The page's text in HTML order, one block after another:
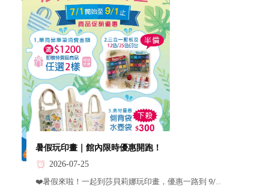
暑假玩印畫｜館內限時優惠開跑！
2026-07-25
❤️暑假來啦！一起到莎貝莉娜玩印畫，優惠一路到 9/...